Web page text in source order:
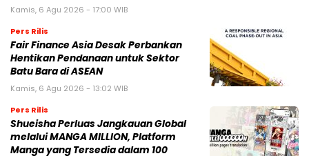
Kamis, 6 Agu 2026 - 17:00 WIB
Pers Rilis
Fair Finance Asia Desak Perbankan
Hentikan Pendanaan untuk Sektor
Batu Bara di ASEAN
Kamis, 6 Agu 2026 - 13:02 WIB
Pers Rilis
Shueisha Perluas Jangkauan Global
melalui MANGA MILLION, Platform
Manga yang Tersedia dalam 100